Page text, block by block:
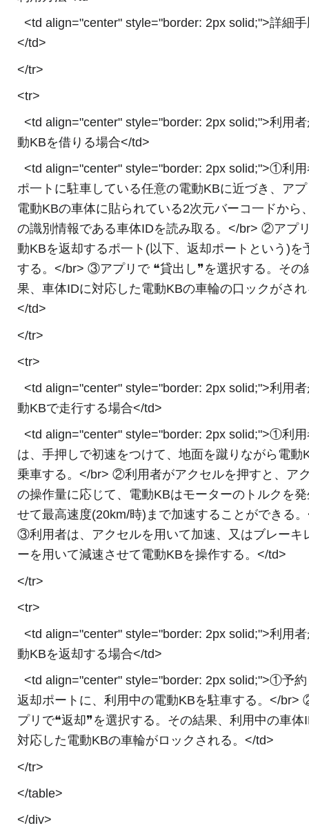
<td align="center" style="border: 2px solid;">詳細
</td>
</tr>
<tr>
<td align="center" style="border: 2px solid;">利用
動KBを借りる場合</td>
<td align="center" style="border: 2px solid;">①利
ポ一トに駐車している任意の電動KBに近づき、ア
電動KBの車体に貼られている2次元バーコ一ドから
の識別情報である車体IDを読み取る。</br> ②アプ
動KBを返却するポ一ト(以下、返却ポートという)を
する。</br> ③アプリで ❝貸出し❞を選択する。その
果、車体IDに対応した電動KBの車輪の口ックがさ
</td>
</tr>
<tr>
<td align="center" style="border: 2px solid;">利用
動KBで走行する場合</td>
<td align="center" style="border: 2px solid;">①利
は、手押しで初速をつけて、地面を蹴りながら電動
乗車する。</br> ②利用者がアクセルを押すと、ア
の操作量に応じて、電動KBはモーターのトルクを
せて最高速度(20km/時)まで加速することができる
③利用者は、アクセルを用いて加速、又はブレーキ
ーを用いて減速させて電動KBを操作する。</td>
</tr>
<tr>
<td align="center" style="border: 2px solid;">利用
動KBを返却する場合</td>
<td align="center" style="border: 2px solid;">①予
返却ポートに、利用中の電動KBを駐車する。</br>
プリで❝返却❞を選択する。その結果、利用中の車体
対応した電動KBの車輪がロックされる。</td>
</tr>
</table>
</div>